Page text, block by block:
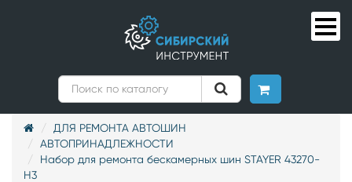
ДЛЯ РЕМОНТА АВТОШИН
АВТОПРИНАДЛЕЖНОСТИ
Набор для ремонта бескамерных шин STAYER 43270-
H3